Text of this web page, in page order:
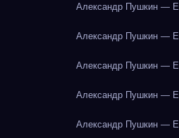
Александр Пушкин —
Александр Пушкин —
Александр Пушкин —
Александр Пушкин —
Александр Пушкин —